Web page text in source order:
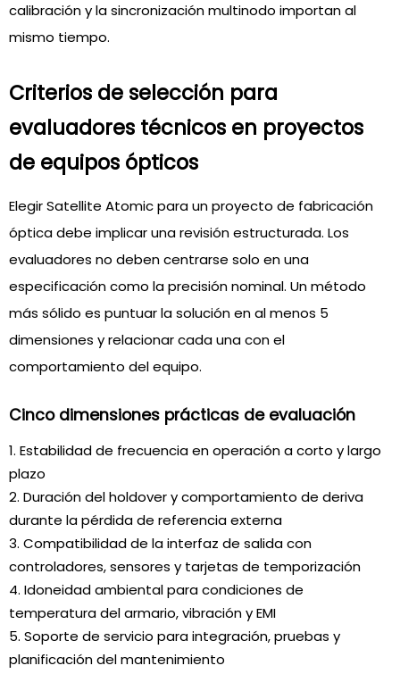
calibración y la sincronización multinodo importan al
mismo tiempo.
Criterios de selección para
evaluadores técnicos en proyectos
de equipos ópticos
Elegir Satellite Atomic para un proyecto de fabricación
óptica debe implicar una revisión estructurada. Los
evaluadores no deben centrarse solo en una
especificación como la precisión nominal. Un método
más sólido es puntuar la solución en al menos 5
dimensiones y relacionar cada una con el
comportamiento del equipo.
Cinco dimensiones prácticas de evaluación
Estabilidad de frecuencia en operación a corto y largo
plazo
Duración del holdover y comportamiento de deriva
durante la pérdida de referencia externa
Compatibilidad de la interfaz de salida con
controladores, sensores y tarjetas de temporización
Idoneidad ambiental para condiciones de
temperatura del armario, vibración y EMI
Soporte de servicio para integración, pruebas y
planificación del mantenimiento